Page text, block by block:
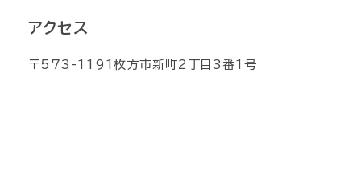
アクセス
〒573-1191枚方市新町2丁目3番1号